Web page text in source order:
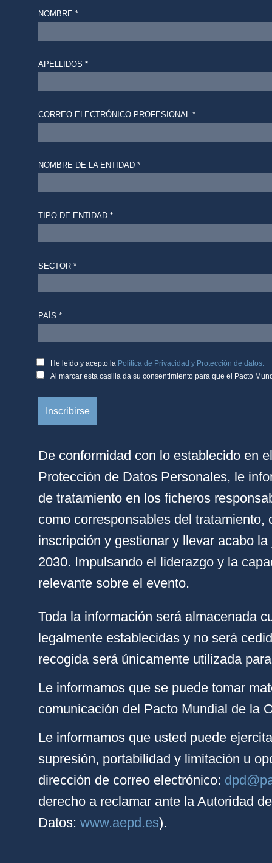
NOMBRE *
APELLIDOS *
CORREO ELECTRÓNICO PROFESIONAL *
NOMBRE DE LA ENTIDAD *
TIPO DE ENTIDAD *
SECTOR *
PAÍS *
He leído y acepto la Política de Privacidad y Protección de datos.
Al marcar esta casilla da su consentimiento para que el Pacto
De conformidad con lo establecido en
Protección de Datos Personales, le
de tratamiento en los ficheros
como corresponsables del
inscripción y gestionar y llevar acabo
2030. Impulsando el liderazgo y la
relevante sobre el evento.
Toda la información será almacenada
legalmente establecidas y no será
recogida será únicamente utilizada
Le informamos que se puede tomar
comunicación del Pacto Mundial de la
Le informamos que usted puede
supresión, portabilidad y limitación u
dirección de correo electrónico:
derecho a reclamar ante la Autoridad
Datos: www.aepd.es).